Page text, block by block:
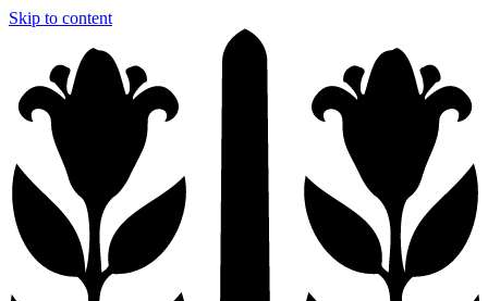
Skip to content